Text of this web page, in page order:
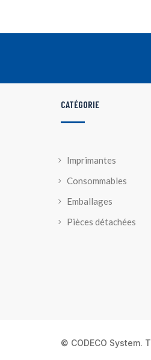
CATÉGORIE
Imprimantes
Consommables
Emballages
Pièces détachées
© CODECO System.